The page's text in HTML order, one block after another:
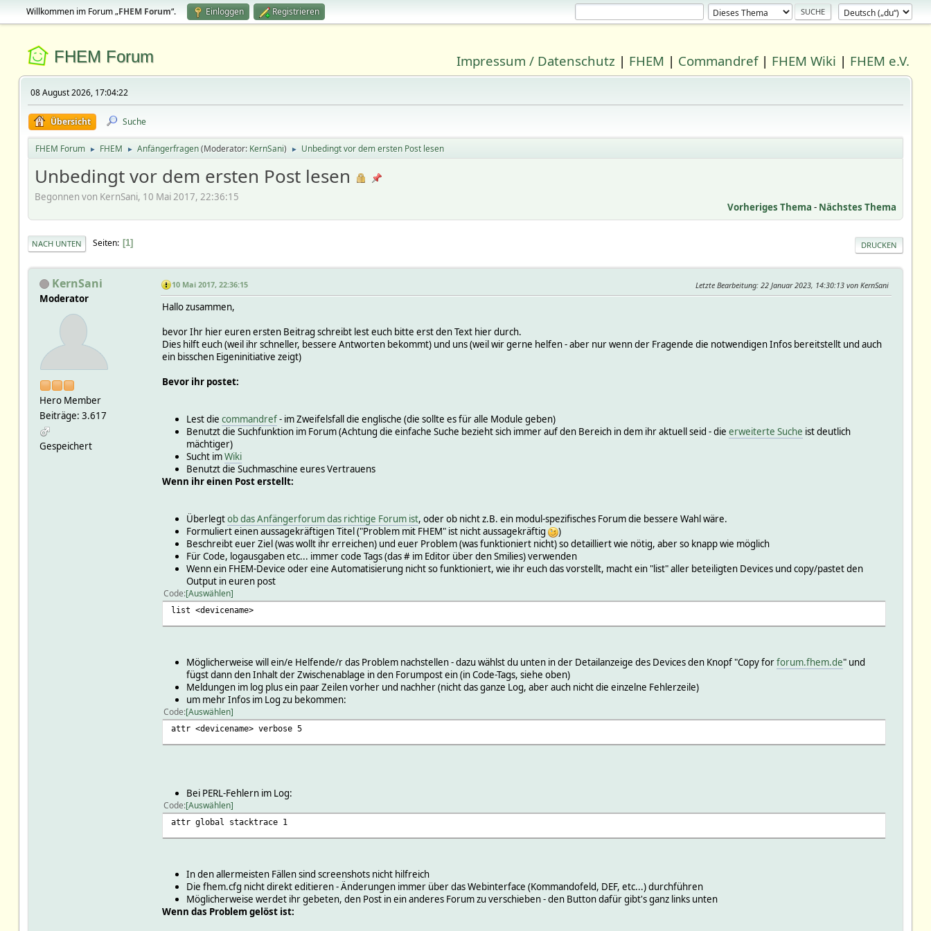
Willkommen im Forum „FHEM Forum“. Einloggen Registrieren
FHEM Forum Impressum / Datenschutz | FHEM | Commandref| FHEM Wiki | FHEM e.V.
08 August 2026, 17:04:22
Übersicht Suche
FHEM Forum ► FHEM ► Anfängerfragen(Moderator: KernSani) ► Unbedingt vor dem ersten Post lesen
Unbedingt vor dem ersten Post lesen
Begonnen von KernSani, 10 Mai 2017, 22:36:15
Vorheriges Thema - Nächstes Thema
DRUCKEN
NACH UNTEN Seiten 1
KernSani
Moderator
Hero Member
Beiträge: 3.617
Gespeichert
10 Mai 2017, 22:36:15 Letzte Bearbeitung: 22 Januar 2023, 14:30:13 von KernSani
Hallo zusammen,
bevor Ihr hier euren ersten Beitrag schreibt lest euch bitte erst den Text hier durch.
Dies hilft euch (weil ihr schneller, bessere Antworten bekommt) und uns (weil wir gerne helfen - aber nur wenn der Fragende die notwendigen Infos bereitstellt und auch
ein bisschen Eigeninitiative zeigt)
Bevor ihr postet:
Lest die commandref- im Zweifelsfall die englische (die sollte es für alle Module geben)
Benutzt die Suchfunktion im Forum (Achtung die einfache Suche bezieht sich immer auf den Bereich in dem ihr aktuell seid - die erweiterte Suche ist deutlich
mächtiger)
Sucht imWiki
Benutzt die Suchmaschine eures Vertrauens
Wenn ihr einen Post erstellt:
Überlegtob das Anfängerforum das richtige Forum ist, oder ob nicht z.B. ein modul-spezifisches Forum die bessere Wahl wäre.
Formuliert einen aussagekräftigen Titel ("Problem mit FHEM" ist nicht aussagekräftig
)
Beschreibt euer Ziel (was wollt ihr erreichen) und euer Problem (was funktioniert nicht) so detailliert wie nötig, aber so knapp wie möglich
Für Code, logausgaben etc... immer code Tags (das # im Editor über den Smilies) verwenden
Wenn ein FHEM-Device oder eine Automatisierung nicht so funktioniert, wie ihr euch das vorstellt, macht ein "list" aller beteiligten Devices und copy/pastet den
Output in euren post
Code Auswählen
list <devicename>
Möglicherweise will ein/e Helfende/r das Problem nachstellen - dazu wählst du unten in der Detailanzeige des Devices den Knopf "Copy forforum.fhem.de" und
fügst dann den Inhalt der Zwischenablage in den Forumpost ein (in Code-Tags, siehe oben)
Meldungen im log plus ein paar Zeilen vorher und nachher (nicht das ganze Log, aber auch nicht die einzelne Fehlerzeile)
um mehr Infos im Log zu bekommen:
Code Auswählen
attr <devicename> verbose 5
Bei PERL-Fehlern im Log:
Code Auswählen
attr global stacktrace 1
In den allermeisten Fällen sind screenshots nicht hilfreich
Die fhem.cfg nicht direkt editieren - Änderungen immer über das Webinterface (Kommandofeld, DEF, etc...) durchführen
Möglicherweise werdet ihr gebeten, den Post in ein anderes Forum zu verschieben - den Button dafür gibt's ganz links unten
Wenn das Problem gelöst ist: